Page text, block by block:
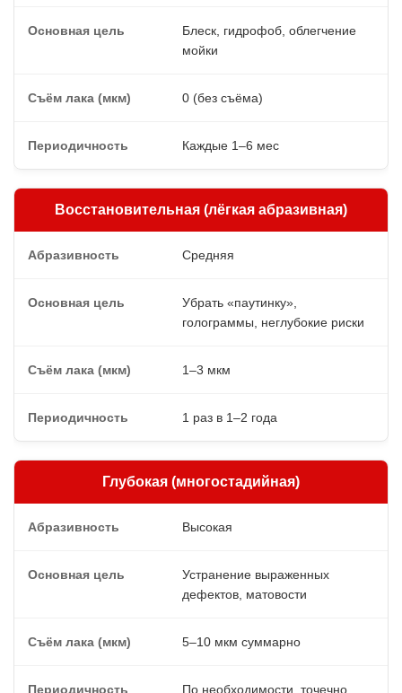
Блеск, гидрофоб, облегчение
мойки
0 (без съёма)
Каждые 1–6 мес
Восстановительная (лёгкая абразивная)
Средняя
Убрать «паутинку»,
голограммы, неглубокие риски
1–3 мкм
1 раз в 1–2 года
Глубокая (многостадийная)
Высокая
Устранение выраженных
дефектов, матовости
5–10 мкм суммарно
По необходимости, точечно